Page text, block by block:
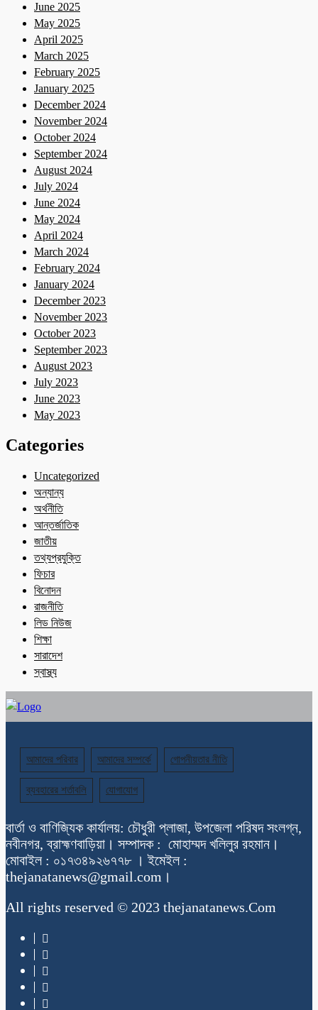
June 2025
May 2025
April 2025
March 2025
February 2025
January 2025
December 2024
November 2024
October 2024
September 2024
August 2024
July 2024
June 2024
May 2024
April 2024
March 2024
February 2024
January 2024
December 2023
November 2023
October 2023
September 2023
August 2023
July 2023
June 2023
May 2023
Categories
Uncategorized
অন্যান্য
অর্থনীতি
আন্তর্জাতিক
জাতীয়
তথ্যপ্রযুক্তি
ফিচার
বিনোদন
রাজনীতি
লিড নিউজ
শিক্ষা
সারাদেশ
স্বাস্থ্য
আমাদের পরিবার আমাদের সম্পর্কে গোপনীয়তার নীতি
ব্যবহারের শর্তাবলি যোগাযোগ
বার্তা ও বাণিজ্যিক কার্যালয়: চৌধুরী প্লাজা, উপজেলা পরিষদ সংলগ্ন,
নবীনগর, ব্রাহ্মণবাড়িয়া। সম্পাদক : মোহাম্মদ খলিলুর রহমান।
মোবাইল : ০১৭৩৪৯২৬৭৭৮ । ইমেইল :
thejanatanews@gmail.com।
All rights reserved © 2023 thejanatanews.Com